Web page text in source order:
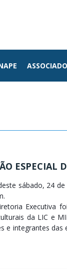
ESPECIAL
sábado, 24
Executiva
da LIC e
integrantes das